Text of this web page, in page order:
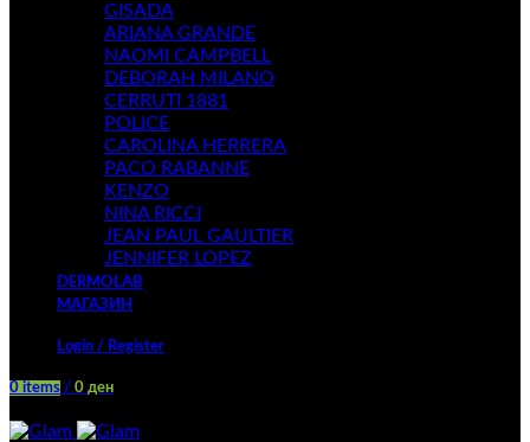
GISADA
ARIANA GRANDE
NAOMI CAMPBELL
DEBORAH MILANO
CERRUTI 1881
POLICE
CAROLINA HERRERA
PACO RABANNE
KENZO
NINA RICCI
JEAN PAUL GAULTIER
JENNIFER LOPEZ
DERMOLAB
МАГАЗИН
Login / Register
0 items / 0 ден